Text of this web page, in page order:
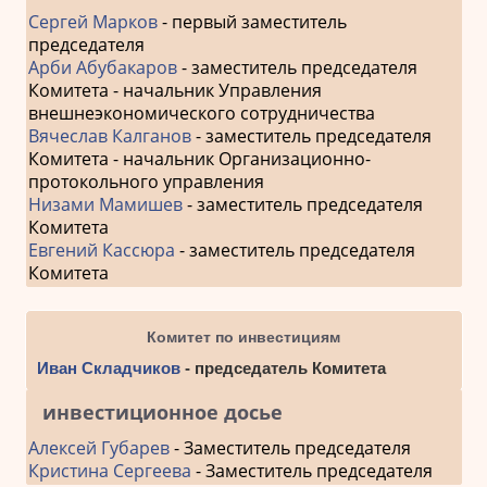
Сергей Марков- первый заместитель
председателя
Арби Абубакаров- заместитель председателя
Комитета - начальник Управления
внешнеэкономического сотрудничества
Вячеслав Калганов- заместитель председателя
Комитета - начальник Организационно-
протокольного управления
Низами Мамишев- заместитель председателя
Комитета
Евгений Кассюра - заместитель председателя
Комитета
Комитет по инвестициям
Иван Складчиков- председатель Комитета
инвестиционное досье
Алексей Губарев- Заместитель председателя
Кристина Сергеева - Заместитель председателя